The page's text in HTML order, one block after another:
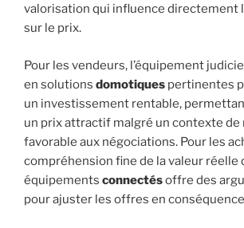
valorisation qui influence directement
sur le prix.
Pour les vendeurs, l’équipement
en solutions domotiques pertinentes
un investissement rentable,
un prix attractif malgré un contexte de
favorable aux négociations. Pour les
compréhension fine de la valeur réelle
équipements connectésoffre des
pour ajuster les offres en